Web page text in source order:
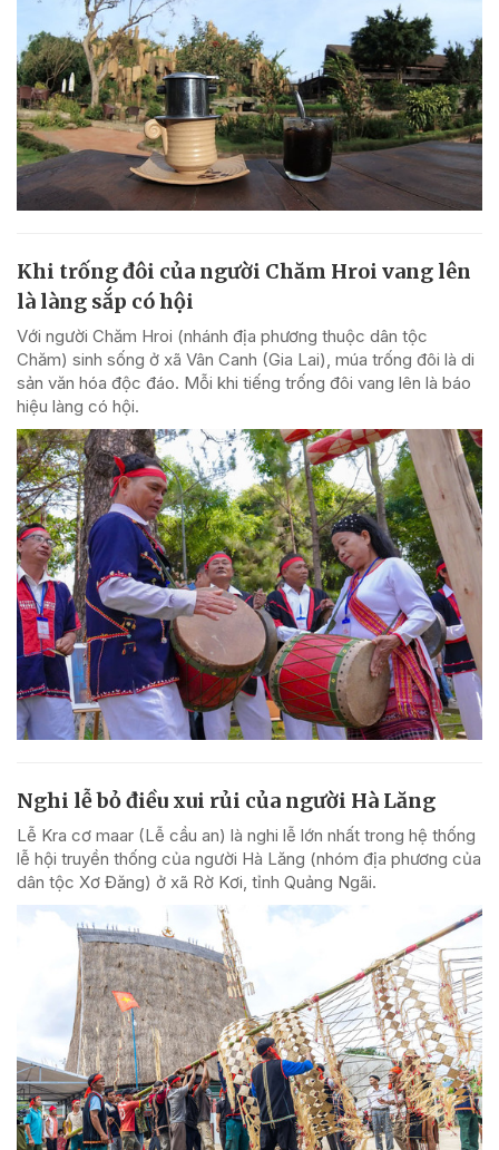
Khi trống đôi của người Chăm Hroi vang lên
là làng sắp có hội
Với người Chăm Hroi (nhánh địa phương thuộc dân tộc
Chăm) sinh sống ở xã Vân Canh (Gia Lai), múa trống đôi là di
sản văn hóa độc đáo. Mỗi khi tiếng trống đôi vang lên là báo
hiệu làng có hội.
Nghi lễ bỏ điều xui rủi của người Hà Lăng
Lễ Kra cơ maar (Lễ cầu an) là nghi lễ lớn nhất trong hệ thống
lễ hội truyền thống của người Hà Lăng (nhóm địa phương của
dân tộc Xơ Đăng) ở xã Rờ Kơi, tỉnh Quảng Ngãi.